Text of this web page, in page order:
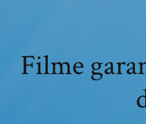
Filme